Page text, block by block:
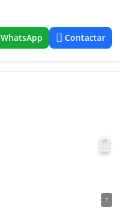
WhatsApp Contactar
7